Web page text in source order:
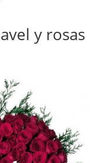
y rosas